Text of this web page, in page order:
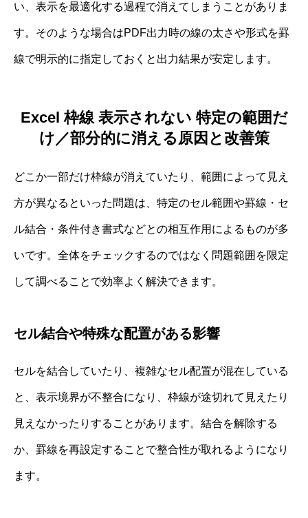
い、表示を最適化する過程で消えてしまうことがありま
す。そのような場合はPDF出力時の線の太さや形式を罫
線で明示的に指定しておくと出力結果が安定します。
Excel 枠線 表示されない 特定の範囲だ
け／部分的に消える原因と改善策
どこか一部だけ枠線が消えていたり、範囲によって見え
方が異なるといった問題は、特定のセル範囲や罫線・セ
ル結合・条件付き書式などとの相互作用によるものが多
いです。全体をチェックするのではなく問題範囲を限定
して調べることで効率よく解決できます。
セル結合や特殊な配置がある影響
セルを結合していたり、複雑なセル配置が混在している
と、表示境界が不整合になり、枠線が途切れて見えたり
見えなかったりすることがあります。結合を解除する
か、罫線を再設定することで整合性が取れるようになり
ます。